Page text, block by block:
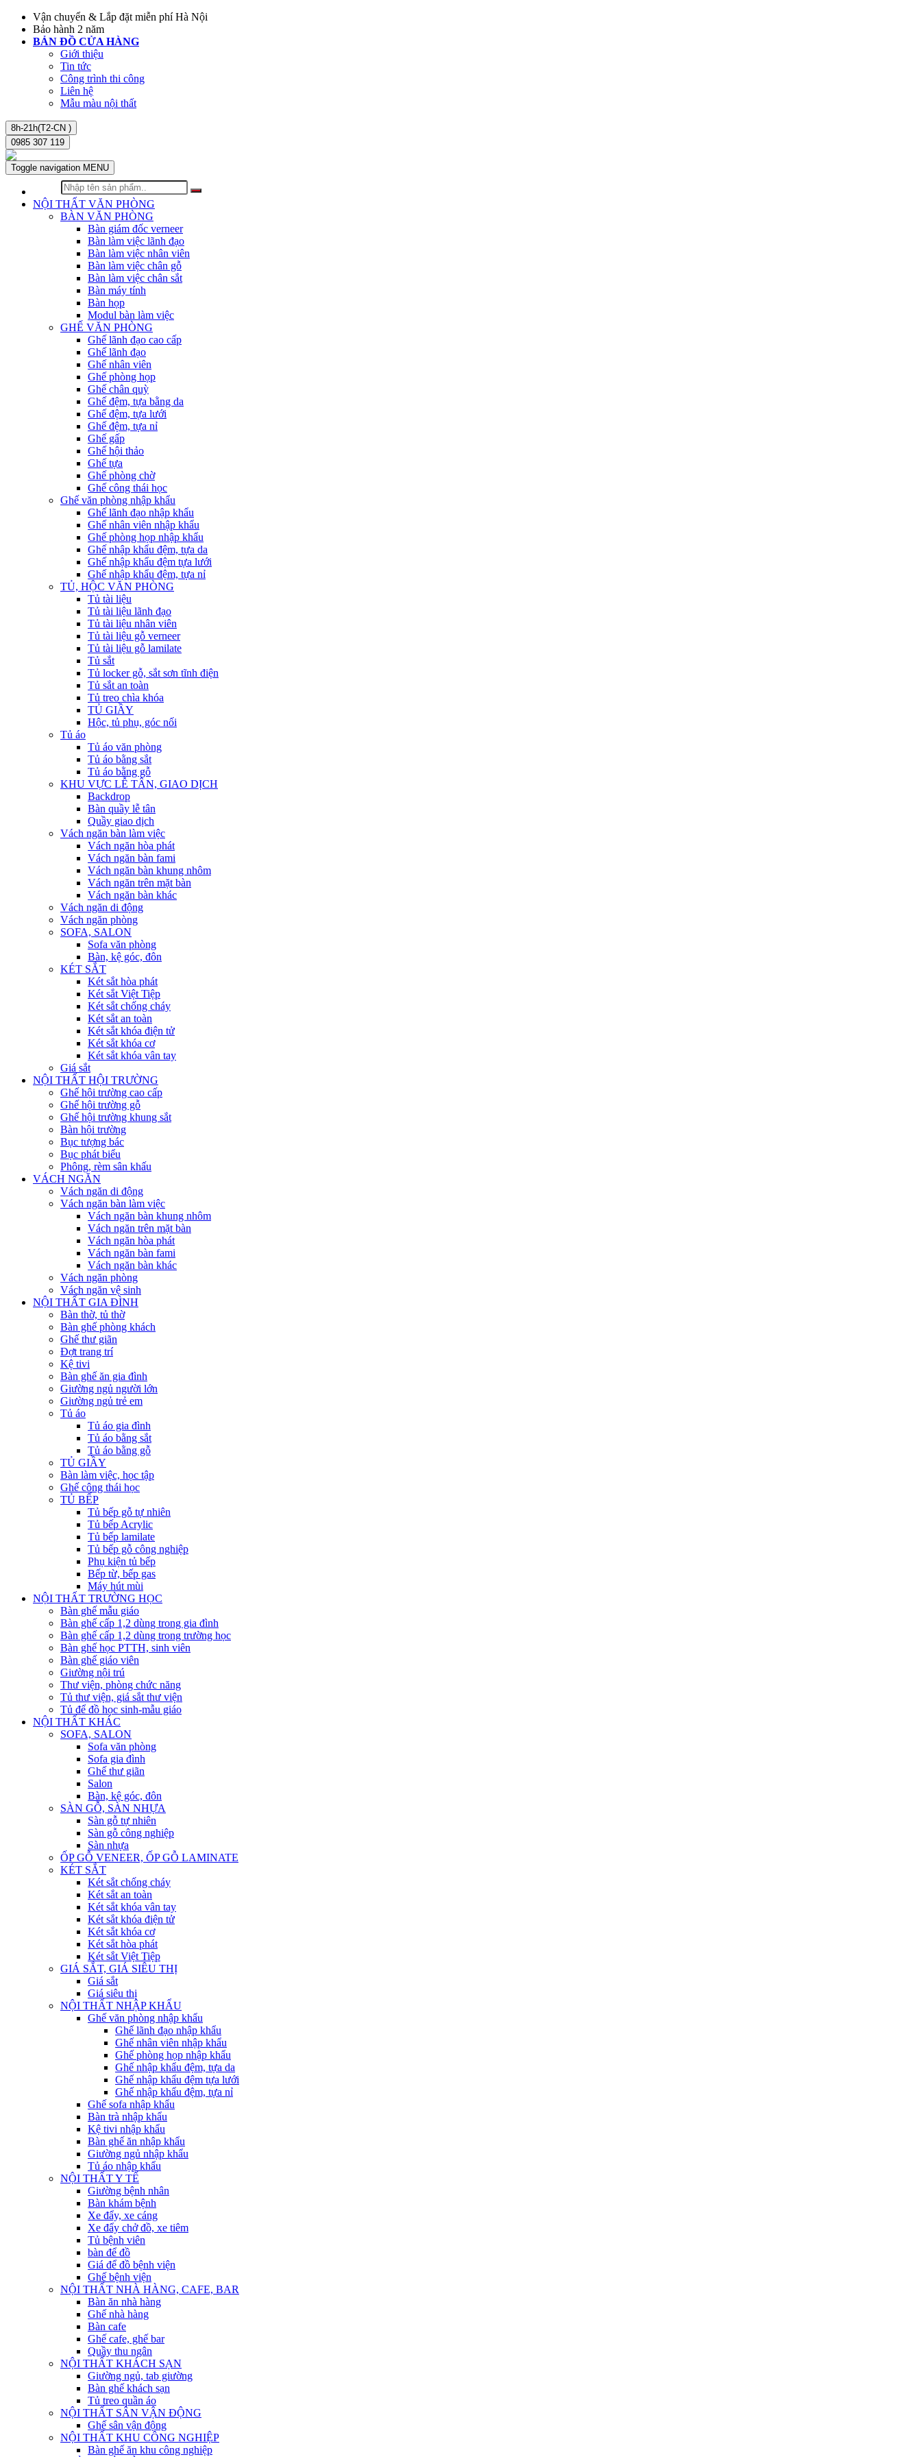
Vận chuyển & Lắp đặt miễn phí Hà Nội
Bảo hành 2 năm
BẢN ĐỒ CỬA HÀNG
Giới thiệu
Tin tức
Công trình thi công
Liên hệ
Mẫu màu nội thất
8h-21h(T2-CN )
0985 307 119
Toggle navigation MENU
NỘI THẤT VĂN PHÒNG
BÀN VĂN PHÒNG
Bàn giám đốc verneer
Bàn làm việc lãnh đạo
Bàn làm việc nhân viên
Bàn làm việc chân gỗ
Bàn làm việc chân sắt
Bàn máy tính
Bàn họp
Modul bàn làm việc
GHẾ VĂN PHÒNG
Ghế lãnh đạo cao cấp
Ghế lãnh đạo
Ghế nhân viên
Ghế phòng họp
Ghế chân quỳ
Ghế đệm, tựa bằng da
Ghế đệm, tựa lưới
Ghế đệm, tựa nỉ
Ghế gấp
Ghế hội thảo
Ghế tựa
Ghế phòng chờ
Ghế công thái học
Ghế văn phòng nhập khẩu
Ghế lãnh đạo nhập khẩu
Ghế nhân viên nhập khẩu
Ghế phòng họp nhập khẩu
Ghế nhập khẩu đệm, tựa da
Ghế nhập khẩu đệm tựa lưới
Ghế nhập khẩu đệm, tựa nỉ
TỦ, HỘC VĂN PHÒNG
Tủ tài liệu
Tủ tài liệu lãnh đạo
Tủ tài liệu nhân viên
Tủ tài liệu gỗ verneer
Tủ tài liệu gỗ lamilate
Tủ sắt
Tủ locker gỗ, sắt sơn tĩnh điện
Tủ sắt an toàn
Tủ treo chìa khóa
TỦ GIẦY
Hộc, tủ phụ, góc nối
Tủ áo
Tủ áo văn phòng
Tủ áo bằng sắt
Tủ áo bằng gỗ
KHU VỰC LỄ TÂN, GIAO DỊCH
Backdrop
Bàn quầy lễ tân
Quầy giao dịch
Vách ngăn bàn làm việc
Vách ngăn hòa phát
Vách ngăn bàn fami
Vách ngăn bàn khung nhôm
Vách ngăn trên mặt bàn
Vách ngăn bàn khác
Vách ngăn di động
Vách ngăn phòng
SOFA, SALON
Sofa văn phòng
Bàn, kệ góc, đôn
KÉT SẮT
Két sắt hòa phát
Két sắt Việt Tiệp
Két sắt chống cháy
Két sắt an toàn
Két sắt khóa điện tử
Két sắt khóa cơ
Két sắt khóa vân tay
Giá sắt
NỘI THẤT HỘI TRƯỜNG
Ghế hội trường cao cấp
Ghế hội trường gỗ
Ghế hội trường khung sắt
Bàn hội trường
Bục tượng bác
Bục phát biểu
Phông, rèm sân khấu
VÁCH NGĂN
Vách ngăn di động
Vách ngăn bàn làm việc
Vách ngăn bàn khung nhôm
Vách ngăn trên mặt bàn
Vách ngăn hòa phát
Vách ngăn bàn fami
Vách ngăn bàn khác
Vách ngăn phòng
Vách ngăn vệ sinh
NỘI THẤT GIA ĐÌNH
Bàn thờ, tủ thờ
Bàn ghế phòng khách
Ghế thư giãn
Đợt trang trí
Kệ tivi
Bàn ghế ăn gia đình
Giường ngủ người lớn
Giường ngủ trẻ em
Tủ áo
Tủ áo gia đình
Tủ áo bằng sắt
Tủ áo bằng gỗ
TỦ GIẦY
Bàn làm việc, học tập
Ghế công thái học
TỦ BẾP
Tủ bếp gỗ tự nhiên
Tủ bếp Acrylic
Tủ bếp lamilate
Tủ bếp gỗ công nghiệp
Phụ kiện tủ bếp
Bếp từ, bếp gas
Máy hút mùi
NỘI THẤT TRƯỜNG HỌC
Bàn ghế mẫu giáo
Bàn ghế cấp 1,2 dùng trong gia đình
Bàn ghế cấp 1,2 dùng trong trường học
Bàn ghế học PTTH, sinh viên
Bàn ghế giáo viên
Giường nội trú
Thư viện, phòng chức năng
Tủ thư viện, giá sắt thư viện
Tủ để đồ học sinh-mẫu giáo
NỘI THẤT KHÁC
SOFA, SALON
Sofa văn phòng
Sofa gia đình
Ghế thư giãn
Salon
Bàn, kệ góc, đôn
SÀN GỖ, SÀN NHỰA
Sàn gỗ tự nhiên
Sàn gỗ công nghiệp
Sàn nhựa
ỐP GỖ VENEER, ỐP GỖ LAMINATE
KÉT SẮT
Két sắt chống cháy
Két sắt an toàn
Két sắt khóa vân tay
Két sắt khóa điện tử
Két sắt khóa cơ
Két sắt hòa phát
Két sắt Việt Tiệp
GIÁ SẮT, GIÁ SIÊU THỊ
Giá sắt
Giá siêu thị
NỘI THẤT NHẬP KHẨU
Ghế văn phòng nhập khẩu
Ghế lãnh đạo nhập khẩu
Ghế nhân viên nhập khẩu
Ghế phòng họp nhập khẩu
Ghế nhập khẩu đệm, tựa da
Ghế nhập khẩu đệm tựa lưới
Ghế nhập khẩu đệm, tựa nỉ
Ghế sofa nhập khẩu
Bàn trà nhập khẩu
Kệ tivi nhập khẩu
Bàn ghế ăn nhập khẩu
Giường ngủ nhập khẩu
Tủ áo nhập khẩu
NỘI THẤT Y TẾ
Giường bệnh nhân
Bàn khám bệnh
Xe đẩy, xe cáng
Xe đẩy chở đồ, xe tiêm
Tủ bệnh viên
bàn để đồ
Giá để đồ bệnh viện
Ghế bệnh viện
NỘI THẤT NHÀ HÀNG, CAFE, BAR
Bàn ăn nhà hàng
Ghế nhà hàng
Bàn cafe
Ghế cafe, ghế bar
Quầy thu ngân
NỘI THẤT KHÁCH SẠN
Giường ngủ, tab giường
Bàn ghế khách sạn
Tủ treo quần áo
NỘI THẤT SÂN VẬN ĐỘNG
Ghế sân vận động
NỘI THẤT KHU CÔNG NGHIỆP
Bàn ghế ăn khu công nghiệp